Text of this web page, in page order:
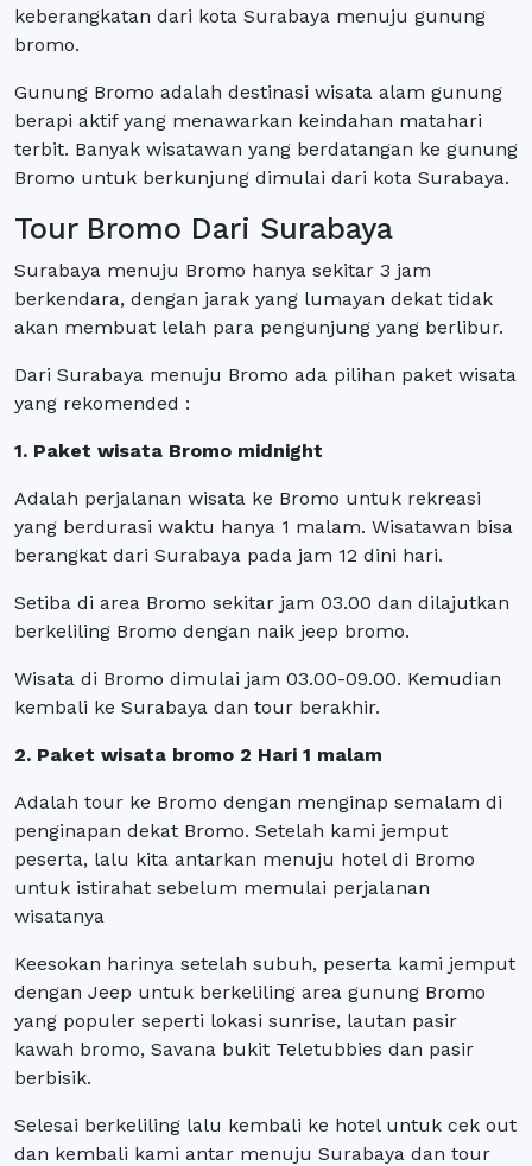
keberangkatan dari kota Surabaya menuju gunung
bromo.
Gunung Bromo adalah destinasi wisata alam gunung
berapi aktif yang menawarkan keindahan matahari
terbit. Banyak wisatawan yang berdatangan ke gunung
Bromo untuk berkunjung dimulai dari kota Surabaya.
Tour Bromo Dari Surabaya
Surabaya menuju Bromo hanya sekitar 3 jam
berkendara, dengan jarak yang lumayan dekat tidak
akan membuat lelah para pengunjung yang berlibur.
Dari Surabaya menuju Bromo ada pilihan paket wisata
yang rekomended :
1. Paket wisata Bromo midnight
Adalah perjalanan wisata ke Bromo untuk rekreasi
yang berdurasi waktu hanya 1 malam. Wisatawan bisa
berangkat dari Surabaya pada jam 12 dini hari.
Setiba di area Bromo sekitar jam 03.00 dan dilajutkan
berkeliling Bromo dengan naik jeep bromo.
Wisata di Bromo dimulai jam 03.00-09.00. Kemudian
kembali ke Surabaya dan tour berakhir.
2. Paket wisata bromo 2 Hari 1 malam
Adalah tour ke Bromo dengan menginap semalam di
penginapan dekat Bromo. Setelah kami jemput
peserta, lalu kita antarkan menuju hotel di Bromo
untuk istirahat sebelum memulai perjalanan
wisatanya
Keesokan harinya setelah subuh, peserta kami jemput
dengan Jeep untuk berkeliling area gunung Bromo
yang populer seperti lokasi sunrise, lautan pasir
kawah bromo, Savana bukit Teletubbies dan pasir
berbisik.
Selesai berkeliling lalu kembali ke hotel untuk cek out
dan kembali kami antar menuju Surabaya dan tour